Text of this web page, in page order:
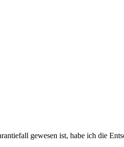
gewesen ist, habe ich die